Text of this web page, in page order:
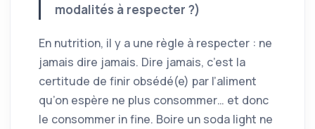
modalités à respecter ?)
En nutrition, il y a une règle à respecter : ne
jamais dire jamais. Dire jamais, c’est la
certitude de finir obsédé(e) par l’aliment
qu’on espère ne plus consommer… et donc
le consommer in fine. Boire un soda light ne